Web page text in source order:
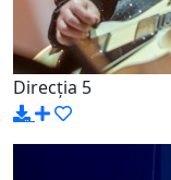
Direcția 5